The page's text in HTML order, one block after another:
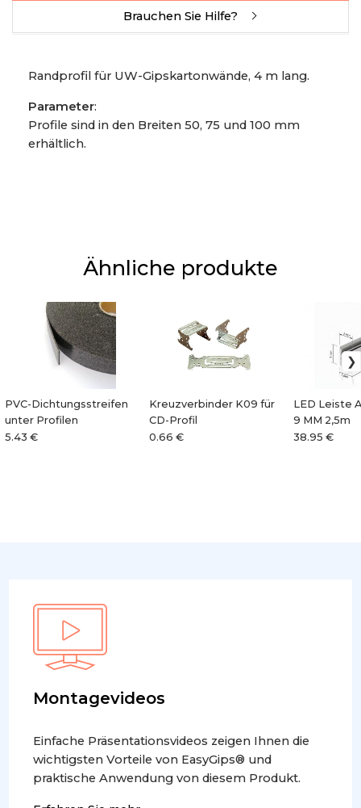
Brauchen Sie Hilfe?
Randprofil für UW-Gipskartonwände, 4 m lang.
Parameter:
Profile sind in den Breiten 50, 75 und 100 mm
erhältlich.
Ähnliche produkte
PVC-Dichtungsstreifen
unter Profilen
5.43 €
Kreuzverbinder K09 für
CD-Profil
0.66 €
LED Leiste
9 MM 2,5m
38.95 €
Montagevideos
Einfache Präsentationsvideos zeigen Ihnen die
wichtigsten Vorteile von EasyGips® und
praktische Anwendung von diesem Produkt.